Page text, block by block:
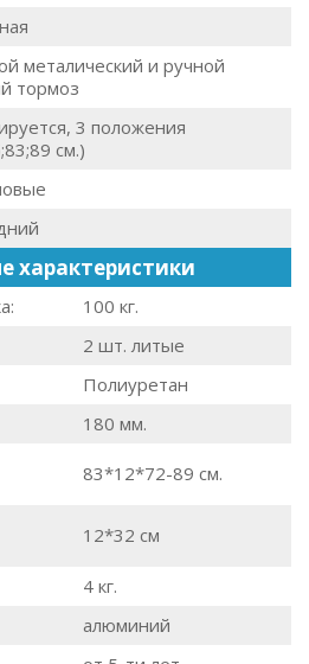
металический и ручной
тормоз
3 положения
см.)
характеристики
100 кг.
2 шт. литые
Полиуретан
180 мм.
83*12*72-89 см.
12*32 см
4 кг.
алюминий